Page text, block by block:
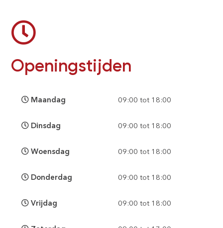
Openingstijden
Maandag 09:00 tot 18:00
Dinsdag 09:00 tot 18:00
Woensdag 09:00 tot 18:00
Donderdag 09:00 tot 18:00
Vrijdag 09:00 tot 18:00